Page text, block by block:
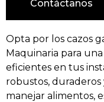
Contáctanos
Opta por los cazos
Maquinaria para
eficientes en tus
robustos, duraderos
manejar alimentos,